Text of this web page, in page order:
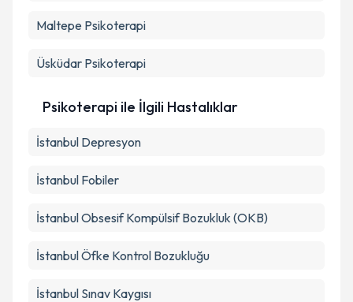
Maltepe Psikoterapi
Üsküdar Psikoterapi
Psikoterapi ile İlgili Hastalıklar
İstanbul Depresyon
İstanbul Fobiler
İstanbul Obsesif Kompülsif Bozukluk (OKB)
İstanbul Öfke Kontrol Bozukluğu
İstanbul Sınav Kaygısı